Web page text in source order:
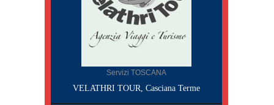
Servizi TOSCANA
VELATHRI TOUR, Casciana Terme